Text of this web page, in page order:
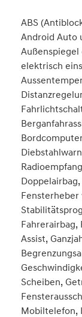
ABS
Android Auto
Außenspiegel
elektrisch
Fensterheber
Fahrerairbag,
Assist,
Scheiben,
Mobiltelefon,